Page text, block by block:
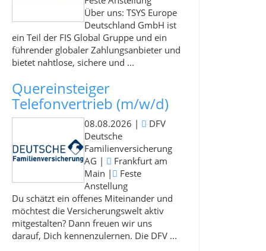
Über uns: TSYS Europe
Deutschland GmbH ist
ein Teil der FIS Global Gruppe und ein
führender globaler Zahlungsanbieter und
bietet nahtlose, sichere und ...
Quereinsteiger
Telefonvertrieb (m/w/d)
08.08.2026 |
DFV
Deutsche
Familienversicherung
AG |
Frankfurt am
Main |
Feste
Anstellung
Du schätzt ein offenes Miteinander und
möchtest die Versicherungswelt aktiv
mitgestalten? Dann freuen wir uns
darauf, Dich kennenzulernen. Die DFV ...